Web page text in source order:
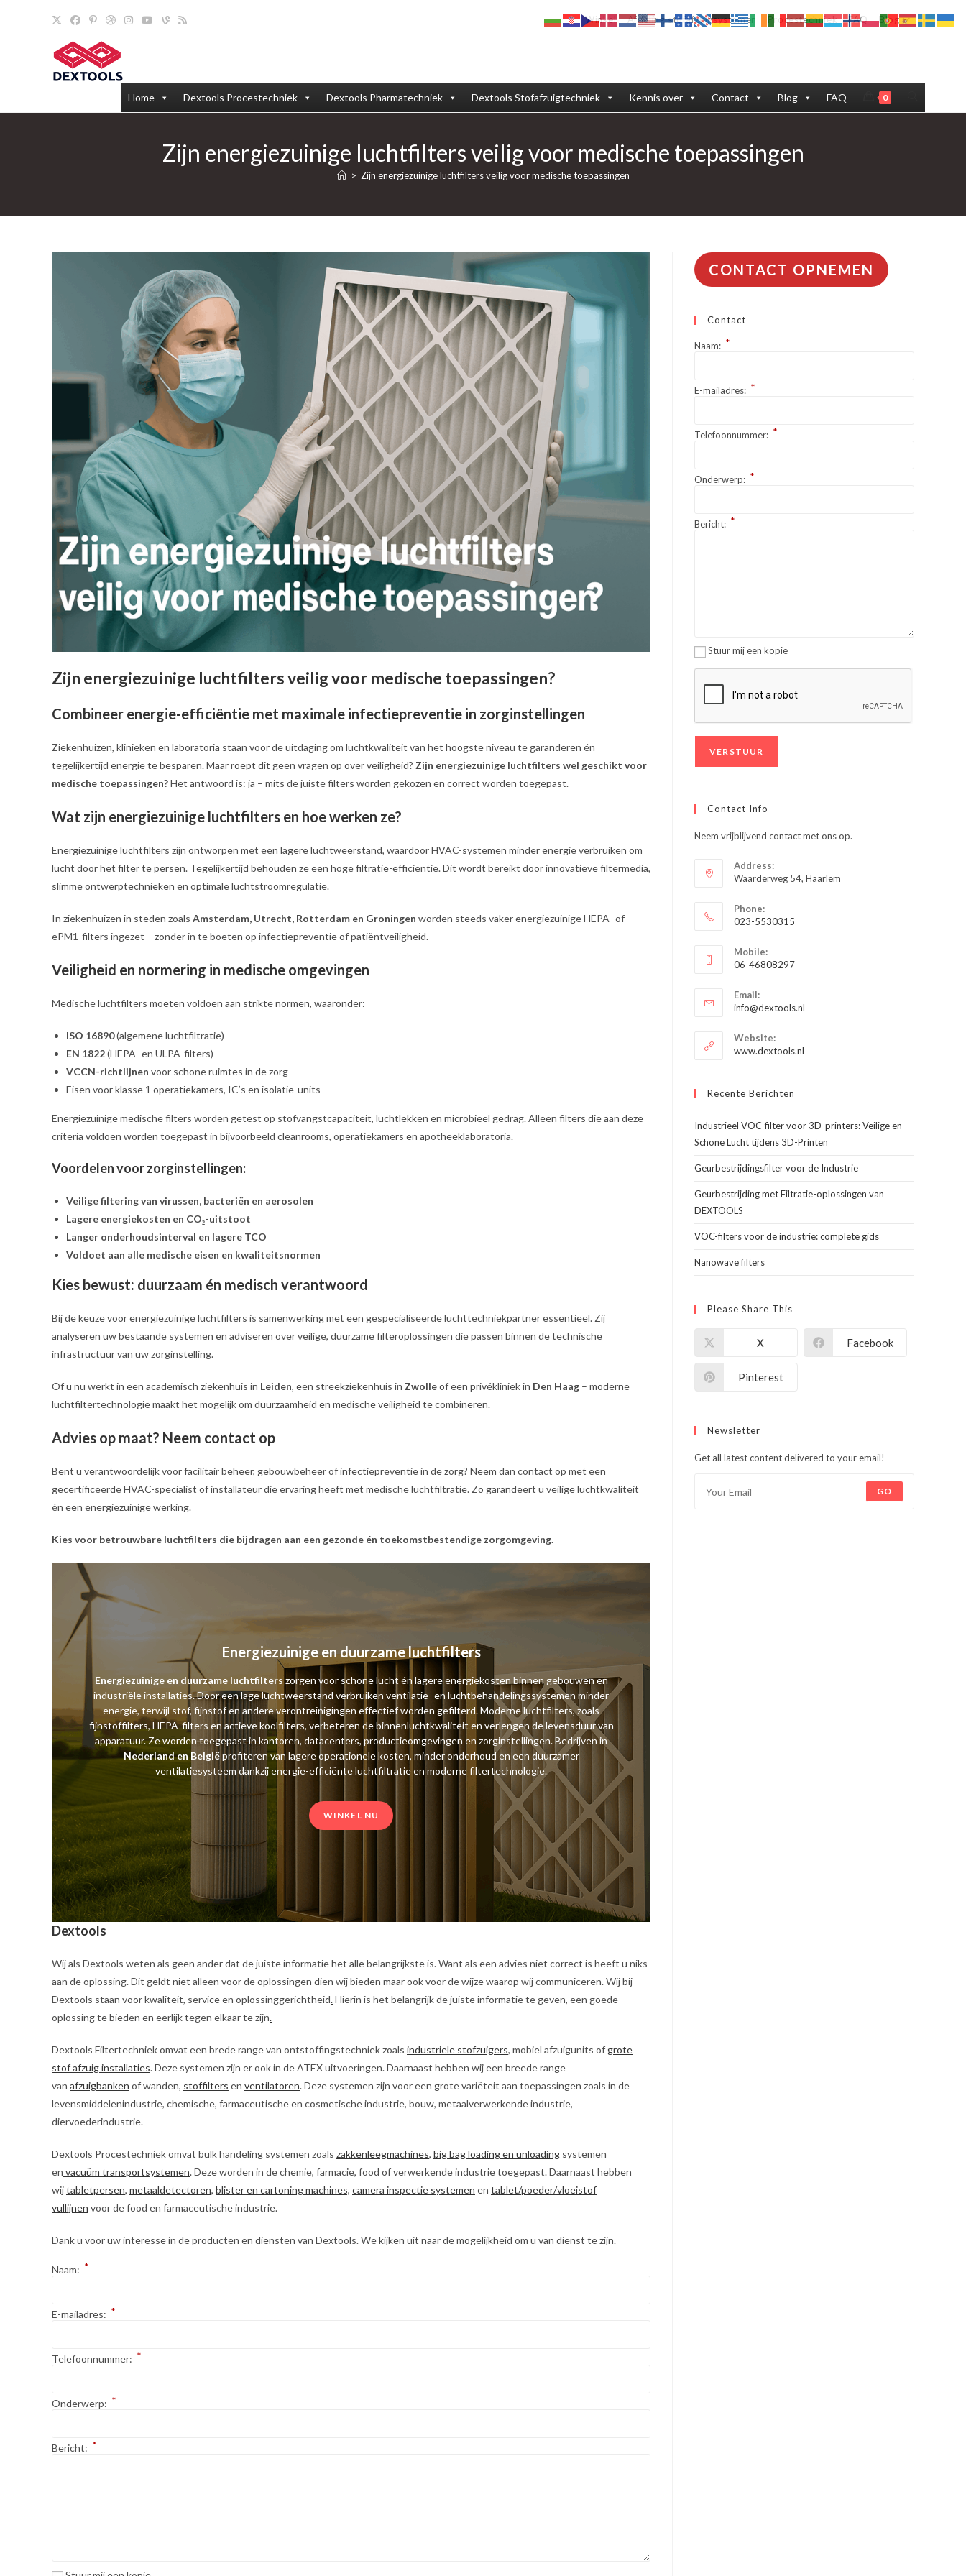
Winkel Afdeling stofafzuigsystemen Procestechniek FAQ Blog
Home Dextools Procestechniek Dextools Pharmatechniek Dextools Stofafzuigtechniek Kennis over Contact Blog FAQ 0
Zijn energiezuinige luchtfilters veilig voor medische toepassingen
> Zijn energiezuinige luchtfilters veilig voor medische toepassingen
Zijn energiezuinige luchtfilters veilig voor medische toepassingen?
Combineer energie-efficiëntie met maximale infectiepreventie in zorginstellingen
Ziekenhuizen, klinieken en laboratoria staan voor de uitdaging om luchtkwaliteit van het hoogste niveau te garanderen én
tegelijkertijd energie te besparen. Maar roept dit geen vragen op over veiligheid? Zijn energiezuinige luchtfilters wel geschikt voor
medische toepassingen?Het antwoord is: ja – mits de juiste filters worden gekozen en correct worden toegepast.
Wat zijn energiezuinige luchtfilters en hoe werken ze?
Energiezuinige luchtfilters zijn ontworpen met een lagere luchtweerstand, waardoor HVAC-systemen minder energie verbruiken om
lucht door het filter te persen. Tegelijkertijd behouden ze een hoge filtratie-efficiëntie. Dit wordt bereikt door innovatieve filtermedia,
slimme ontwerptechnieken en optimale luchtstroomregulatie.
In ziekenhuizen in steden zoals Amsterdam, Utrecht, Rotterdam en Groningen worden steeds vaker energiezuinige HEPA- of
ePM1-filters ingezet – zonder in te boeten op infectiepreventie of patiëntveiligheid.
Veiligheid en normering in medische omgevingen
Medische luchtfilters moeten voldoen aan strikte normen, waaronder:
ISO 16890(algemene luchtfiltratie)
EN 1822(HEPA- en ULPA-filters)
VCCN-richtlijnen voor schone ruimtes in de zorg
Eisen voor klasse 1 operatiekamers, IC’s en isolatie-units
Energiezuinige medische filters worden getest op stofvangstcapaciteit, luchtlekken en microbieel gedrag. Alleen filters die aan deze
criteria voldoen worden toegepast in bijvoorbeeld cleanrooms, operatiekamers en apotheeklaboratoria.
Voordelen voor zorginstellingen:
Veilige filtering van virussen, bacteriën en aerosolen
Lagere energiekosten en CO₂-uitstoot
Langer onderhoudsinterval en lagere TCO
Voldoet aan alle medische eisen en kwaliteitsnormen
Kies bewust: duurzaam én medisch verantwoord
Bij de keuze voor energiezuinige luchtfilters is samenwerking met een gespecialiseerde luchttechniekpartner essentieel. Zij
analyseren uw bestaande systemen en adviseren over veilige, duurzame filteroplossingen die passen binnen de technische
infrastructuur van uw zorginstelling.
Of u nu werkt in een academisch ziekenhuis in Leiden, een streekziekenhuis in Zwolleof een privékliniek in Den Haag – moderne
luchtfiltertechnologie maakt het mogelijk om duurzaamheid en medische veiligheid te combineren.
Advies op maat? Neem contact op
Bent u verantwoordelijk voor facilitair beheer, gebouwbeheer of infectiepreventie in de zorg? Neem dan contact op met een
gecertificeerde HVAC-specialist of installateur die ervaring heeft met medische luchtfiltratie. Zo garandeert u veilige luchtkwaliteit
én een energiezuinige werking.
Kies voor betrouwbare luchtfilters die bijdragen aan een gezonde én toekomstbestendige zorgomgeving.
Energiezuinige en duurzame luchtfilters
Energiezuinige en duurzame luchtfilters zorgen voor schone lucht én lagere energiekosten binnen gebouwen en
industriële installaties. Door een lage luchtweerstand verbruiken ventilatie- en luchtbehandelingssystemen minder
energie, terwijl stof, fijnstof en andere verontreinigingen effectief worden gefilterd. Moderne luchtfilters, zoals
fijnstoffilters, HEPA-filters en actieve koolfilters, verbeteren de binnenluchtkwaliteit en verlengen de levensduur van
apparatuur. Ze worden toegepast in kantoren, datacenters, productieomgevingen en zorginstellingen. Bedrijven in
Nederland en Belgiëprofiteren van lagere operationele kosten, minder onderhoud en een duurzamer
ventilatiesysteem dankzij energie-efficiënte luchtfiltratie en moderne filtertechnologie.
WINKEL NU
Dextools
Wij als Dextools weten als geen ander dat de juiste informatie het alle belangrijkste is. Want als een advies niet correct is heeft u niks
aan de oplossing. Dit geldt niet alleen voor de oplossingen dien wij bieden maar ook voor de wijze waarop wij communiceren. Wij bij
Dextools staan voor kwaliteit, service en oplossinggerichtheid.Hierin is het belangrijk de juiste informatie te geven, een goede
oplossing te bieden en eerlijk tegen elkaar te zijn.
Dextools Filtertechniek omvat een brede range van ontstoffingstechniek zoals industriele stofzuigers, mobiel afzuigunits of grote
stof afzuig installaties. Deze systemen zijn er ook in de ATEX uitvoeringen. Daarnaast hebben wij een breede range
van afzuigbanken of wanden, stoffilters en ventilatoren. Deze systemen zijn voor een grote variëteit aan toepassingen zoals in de
levensmiddelenindustrie, chemische, farmaceutische en cosmetische industrie, bouw, metaalverwerkende industrie,
diervoederindustrie.
Dextools Procestechniek omvat bulk handeling systemen zoals zakkenleegmachines, big bag loading en unloading systemen
en vacuüm transportsystemen. Deze worden in de chemie, farmacie, food of verwerkende industrie toegepast. Daarnaast hebben
wijtabletpersen, metaaldetectoren, blister en cartoning machines, camera inspectie systemen en tablet/poeder/vloeistof
vullijnen voor de food en farmaceutische industrie.
Dank u voor uw interesse in de producten en diensten van Dextools. We kijken uit naar de mogelijkheid om u van dienst te zijn.
Naam: *
E-mailadres: *
Telefoonnummer: *
Onderwerp: *
Bericht: *
CONTACT OPNEMEN
Contact
Naam: *
E-mailadres: *
Telefoonnummer: *
Onderwerp: *
Bericht: *
Stuur mij een kopie
Contact Info
Neem vrijblijvend contact met ons op.
Address:
Waarderweg 54, Haarlem
Phone:
023-5530315
in
je
toepassing
Mobile:
06-46808297
in
je
toepassing
Email:
info@dextools.nl
Website:
www.dextools.nl
Recente Berichten
Industrieel VOC-filter voor 3D-printers: Veilige en
Schone Lucht tijdens 3D-Printen
Geurbestrijdingsfilter voor de Industrie
Geurbestrijding met Filtratie-oplossingen van
DEXTOOLS
VOC-filters voor de industrie: complete gids
Nanowave filters
Please Share This
X Facebook
Pinterest
Newsletter
Get all latest content delivered to your email!
GO